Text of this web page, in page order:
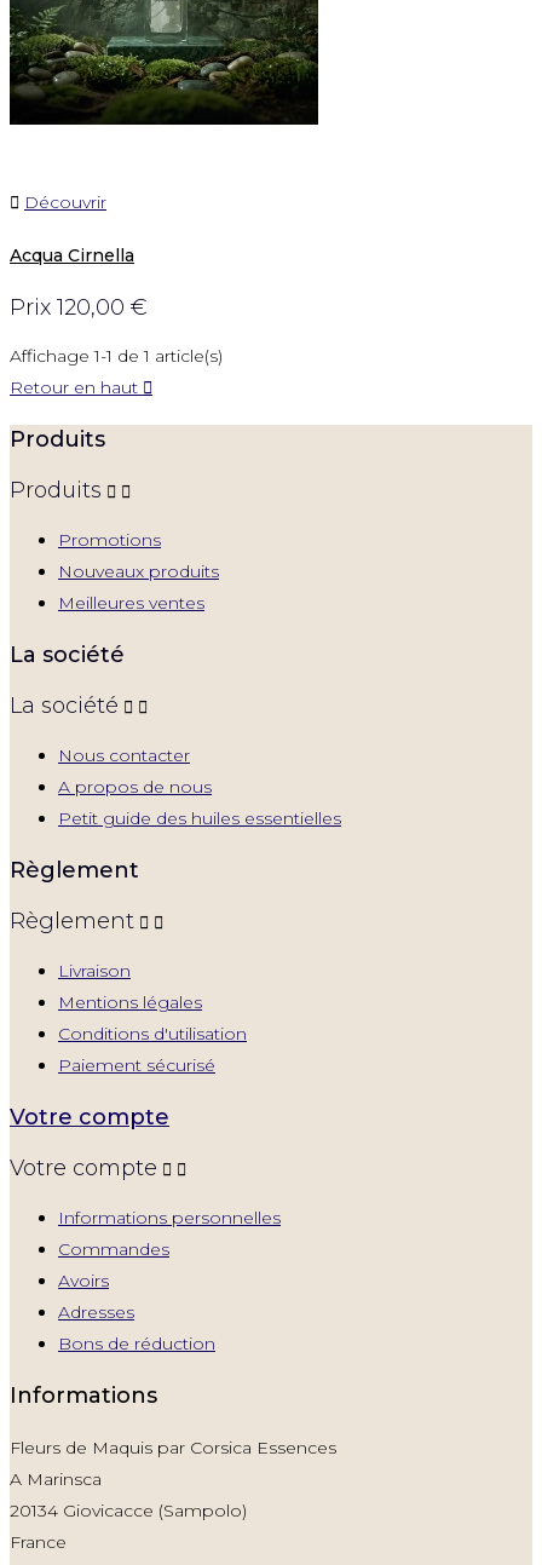
 Découvrir
Acqua Cirnella
Prix 120,00 €
Affichage 1-1 de 1 article(s)
Retour en haut 
Produits
Produits  
Promotions
Nouveaux produits
Meilleures ventes
La société
La société  
Nous contacter
A propos de nous
Petit guide des huiles essentielles
Règlement
Règlement  
Livraison
Mentions légales
Conditions d'utilisation
Paiement sécurisé
Votre compte
Votre compte  
Informations personnelles
Commandes
Avoirs
Adresses
Bons de réduction
Informations
Fleurs de Maquis par Corsica Essences
A Marinsca
20134 Giovicacce (Sampolo)
France